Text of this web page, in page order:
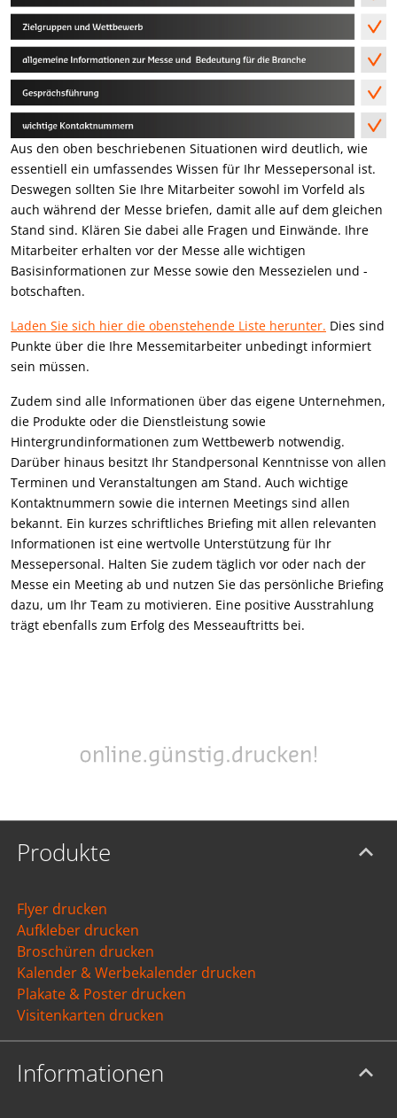
Aus den oben beschriebenen Situationen wird deutlich, wie
essentiell ein umfassendes Wissen für Ihr Messepersonal ist.
Deswegen sollten Sie Ihre Mitarbeiter sowohl im Vorfeld als
auch während der Messe briefen, damit alle auf dem gleichen
Stand sind. Klären Sie dabei alle Fragen und Einwände. Ihre
Mitarbeiter erhalten vor der Messe alle wichtigen
Basisinformationen zur Messe sowie den Messezielen und -
botschaften.
Laden Sie sich hier die obenstehende Liste herunter. Dies sind
Punkte über die Ihre Messemitarbeiter unbedingt informiert
sein müssen.
Zudem sind alle Informationen über das eigene Unternehmen,
die Produkte oder die Dienstleistung sowie
Hintergrundinformationen zum Wettbewerb notwendig.
Darüber hinaus besitzt Ihr Standpersonal Kenntnisse von allen
Terminen und Veranstaltungen am Stand. Auch wichtige
Kontaktnummern sowie die internen Meetings sind allen
bekannt. Ein kurzes schriftliches Briefing mit allen relevanten
Informationen ist eine wertvolle Unterstützung für Ihr
Messepersonal. Halten Sie zudem täglich vor oder nach der
Messe ein Meeting ab und nutzen Sie das persönliche Briefing
dazu, um Ihr Team zu motivieren. Eine positive Ausstrahlung
trägt ebenfalls zum Erfolg des Messeauftritts bei.
Produkte
Flyer drucken
Aufkleber drucken
Broschüren drucken
Kalender & Werbekalender drucken
Plakate & Poster drucken
Visitenkarten drucken
Informationen